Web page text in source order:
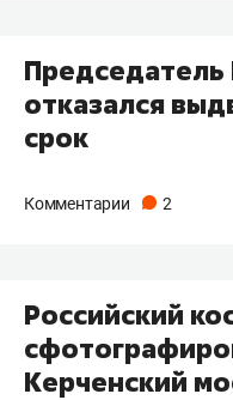
Председатель
отказался
срок
Комментарии 2
Российский
Керченский